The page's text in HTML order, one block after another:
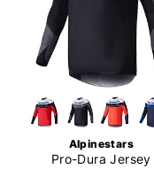
Alpinestars
Pro-Dura Jersey